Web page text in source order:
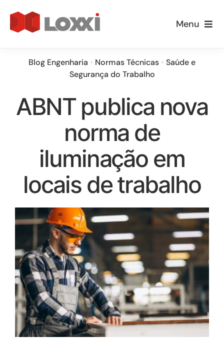
para
Menu
Especialidades
Loxxi Educa
Informativos
Blog
Blog Engenharia • Normas Técnicas • Saúde e
Segurança do Trabalho
ABNT publica nova
norma de
iluminação em
locais de trabalho